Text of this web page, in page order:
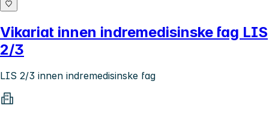
Vikariat innen indremedisinske fag LIS
2/3
LIS 2/3 innen indremedisinske fag